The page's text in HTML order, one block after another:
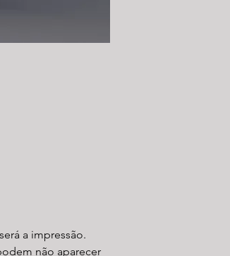
a impressão.
não aparecer